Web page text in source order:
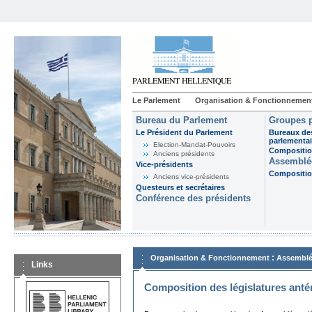
Le Parlement Organisation &
Bureau du Parlement
Le Président du Parlement
Election-Mandat-Pouvoirs
Anciens présidents
Vice-présidents
Anciens vice-présidents
Questeurs et secrétaires
Conférence des présidents
Groupes
Bureaux
Links
Organisation & Fonctionnement :
Composition des législatures